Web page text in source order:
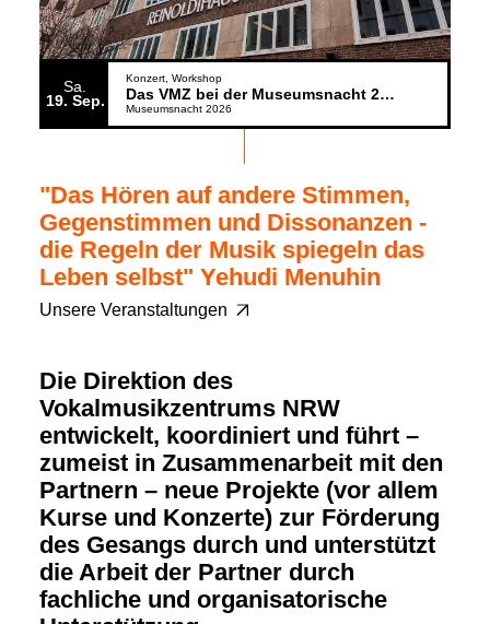
Sa.
19 Sep.
Konzert Workshop
Das VMZ bei der Museumsnacht 2026
Museumsnacht 2026
"Das Hören auf andere Stimmen,
Gegenstimmen und Dissonanzen -
die Regeln der Musik spiegeln das
Leben selbst" Yehudi Menuhin
Unsere Veranstaltungen
Die Direktion des
Vokalmusikzentrums NRW
entwickelt, koordiniert und führt –
zumeist in Zusammenarbeit mit den
Partnern – neue Projekte (vor allem
Kurse und Konzerte) zur Förderung
des Gesangs durch und unterstützt
die Arbeit der Partner durch
fachliche und organisatorische